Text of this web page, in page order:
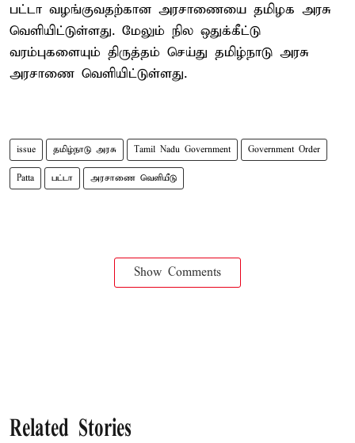
பட்டா வழங்குவதற்கான அரசாணையை தமிழக அரசு
வெளியிட்டுள்ளது. மேலும் நில ஒதுக்கீட்டு
வரம்புகளையும் திருத்தம் செய்து தமிழ்நாடு அரசு
அரசாணை வெளியிட்டுள்ளது.
issue தமிழ்நாடு அரசு Tamil Nadu Government Government Order
Patta பட்டா அரசாணை வெளியீடு
Show Comments
Related Stories